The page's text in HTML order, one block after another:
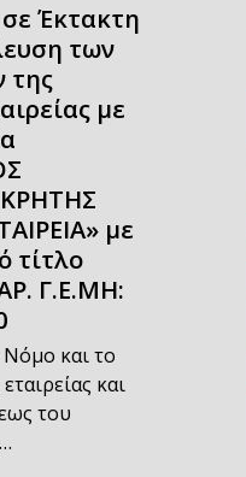
Έκτακτη
των
της
με
με
τίτλο
Γ.Ε.ΜΗ:
και το
και
του